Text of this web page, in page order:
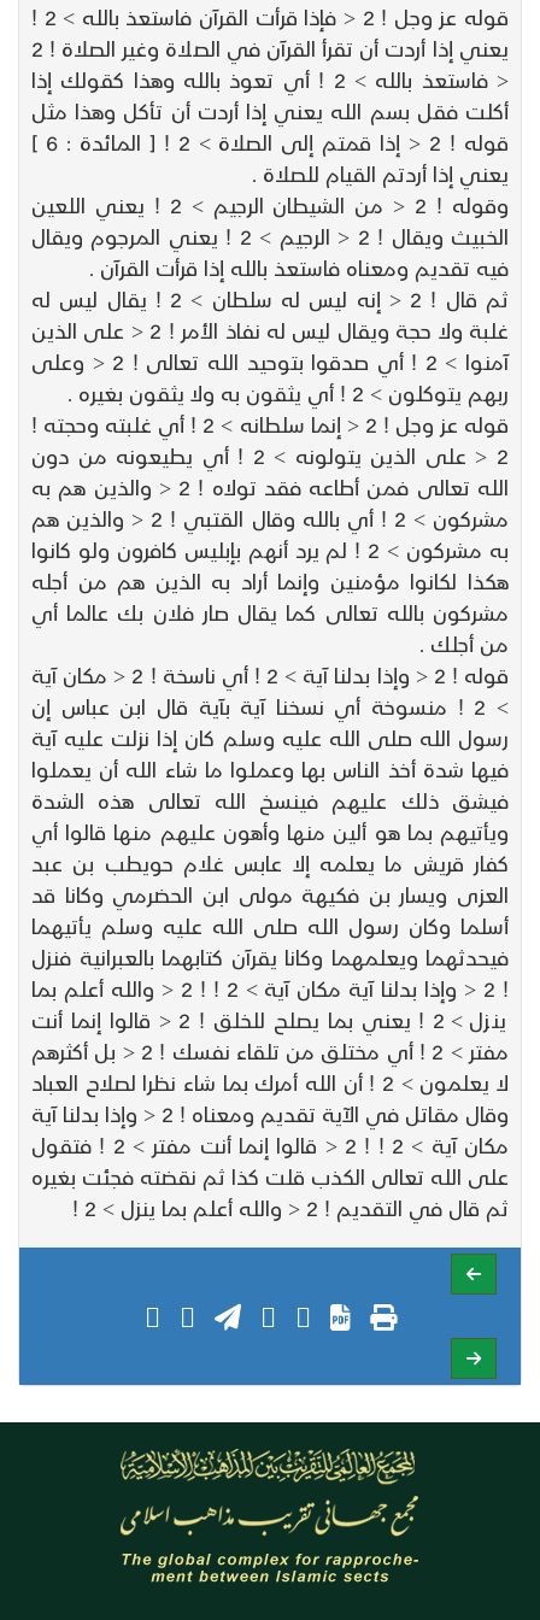
قوله عز وجل ! 2 < فإذا قرأت القرآن فاستعذ بالله > 2 !
يعني إذا أردت أن تقرأ القرآن في الصلاة وغير الصلاة ! 2
< فاستعذ بالله > 2 ! أي تعوذ بالله وهذا كقولك إذا
أكلت فقل بسم الله يعني إذا أردت أن تأكل وهذا مثل
قوله ! 2 < إذا قمتم إلى الصلاة > 2 ! [ المائدة : 6 ]
يعني إذا أردتم القيام للصلاة .
وقوله ! 2 < من الشيطان الرجيم > 2 ! يعني اللعين
الخبيث ويقال ! 2 < الرجيم > 2 ! يعني المرجوم ويقال
فيه تقديم ومعناه فاستعذ بالله إذا قرأت القرآن .
ثم قال ! 2 < إنه ليس له سلطان > 2 ! يقال ليس له
غلبة ولا حجة ويقال ليس له نفاذ الأمر ! 2 < على الذين
آمنوا > 2 ! أي صدقوا بتوحيد الله تعالى ! 2 < وعلى
ربهم يتوكلون > 2 ! أي يثقون به ولا يثقون بغيره .
قوله عز وجل ! 2 < إنما سلطانه > 2 ! أي غلبته وحجته !
2 < على الذين يتولونه > 2 ! أي يطيعونه من دون
الله تعالى فمن أطاعه فقد تولاه ! 2 < والذين هم به
مشركون > 2 ! أي بالله وقال القتبي ! 2 < والذين هم
به مشركون > 2 ! لم يرد أنهم بإبليس كافرون ولو كانوا
هكذا لكانوا مؤمنين وإنما أراد به الذين هم من أجله
مشركون بالله تعالى كما يقال صار فلان بك عالما أي
من أجلك .
قوله ! 2 < وإذا بدلنا آية > 2 ! أي ناسخة ! 2 < مكان آية
> 2 ! منسوخة أي نسخنا آية بآية قال ابن عباس إن
رسول الله صلى الله عليه وسلم كان إذا نزلت عليه آية
فيها شدة أخذ الناس بها وعملوا ما شاء الله أن يعملوا
فيشق ذلك عليهم فينسخ الله تعالى هذه الشدة
ويأتيهم بما هو ألين منها وأهون عليهم منها قالوا أي
كفار قريش ما يعلمه إلا عابس غلام حويطب بن عبد
العزى ويسار بن فكيهة مولى ابن الحضرمي وكانا قد
أسلما وكان رسول الله صلى الله عليه وسلم يأتيهما
فيحدثهما ويعلمهما وكانا يقرآن كتابهما بالعبرانية فنزل
! 2 < وإذا بدلنا آية مكان آية > 2 ! ! 2 < والله أعلم بما
ينزل > 2 ! يعني بما يصلح للخلق ! 2 < قالوا إنما أنت
مفتر > 2 ! أي مختلق من تلقاء نفسك ! 2 < بل أكثرهم
لا يعلمون > 2 ! أن الله أمرك بما شاء نظرا لصلاح العباد
وقال مقاتل في الآية تقديم ومعناه ! 2 < وإذا بدلنا آية
مكان آية > 2 ! ! 2 < قالوا إنما أنت مفتر > 2 ! فتقول
على الله تعالى الكذب قلت كذا ثم نقضته فجئت بغيره
ثم قال في التقديم ! 2 < والله أعلم بما ينزل > 2 !